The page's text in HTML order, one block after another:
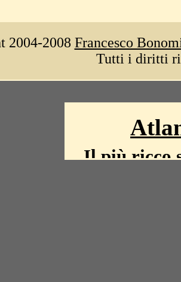
2004-2008 Francesco
Tutti i diritti
Il più ricco